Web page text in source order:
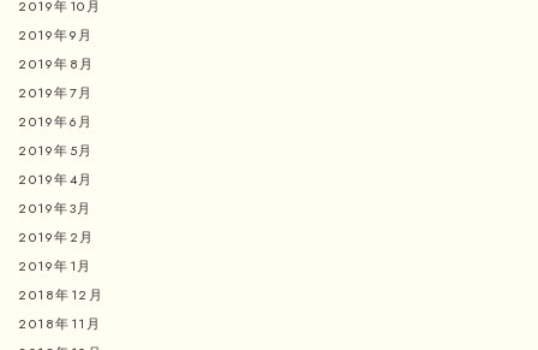
2019年10月
2019年9月
2019年8月
2019年7月
2019年6月
2019年5月
2019年4月
2019年3月
2019年2月
2019年1月
2018年12月
2018年11月